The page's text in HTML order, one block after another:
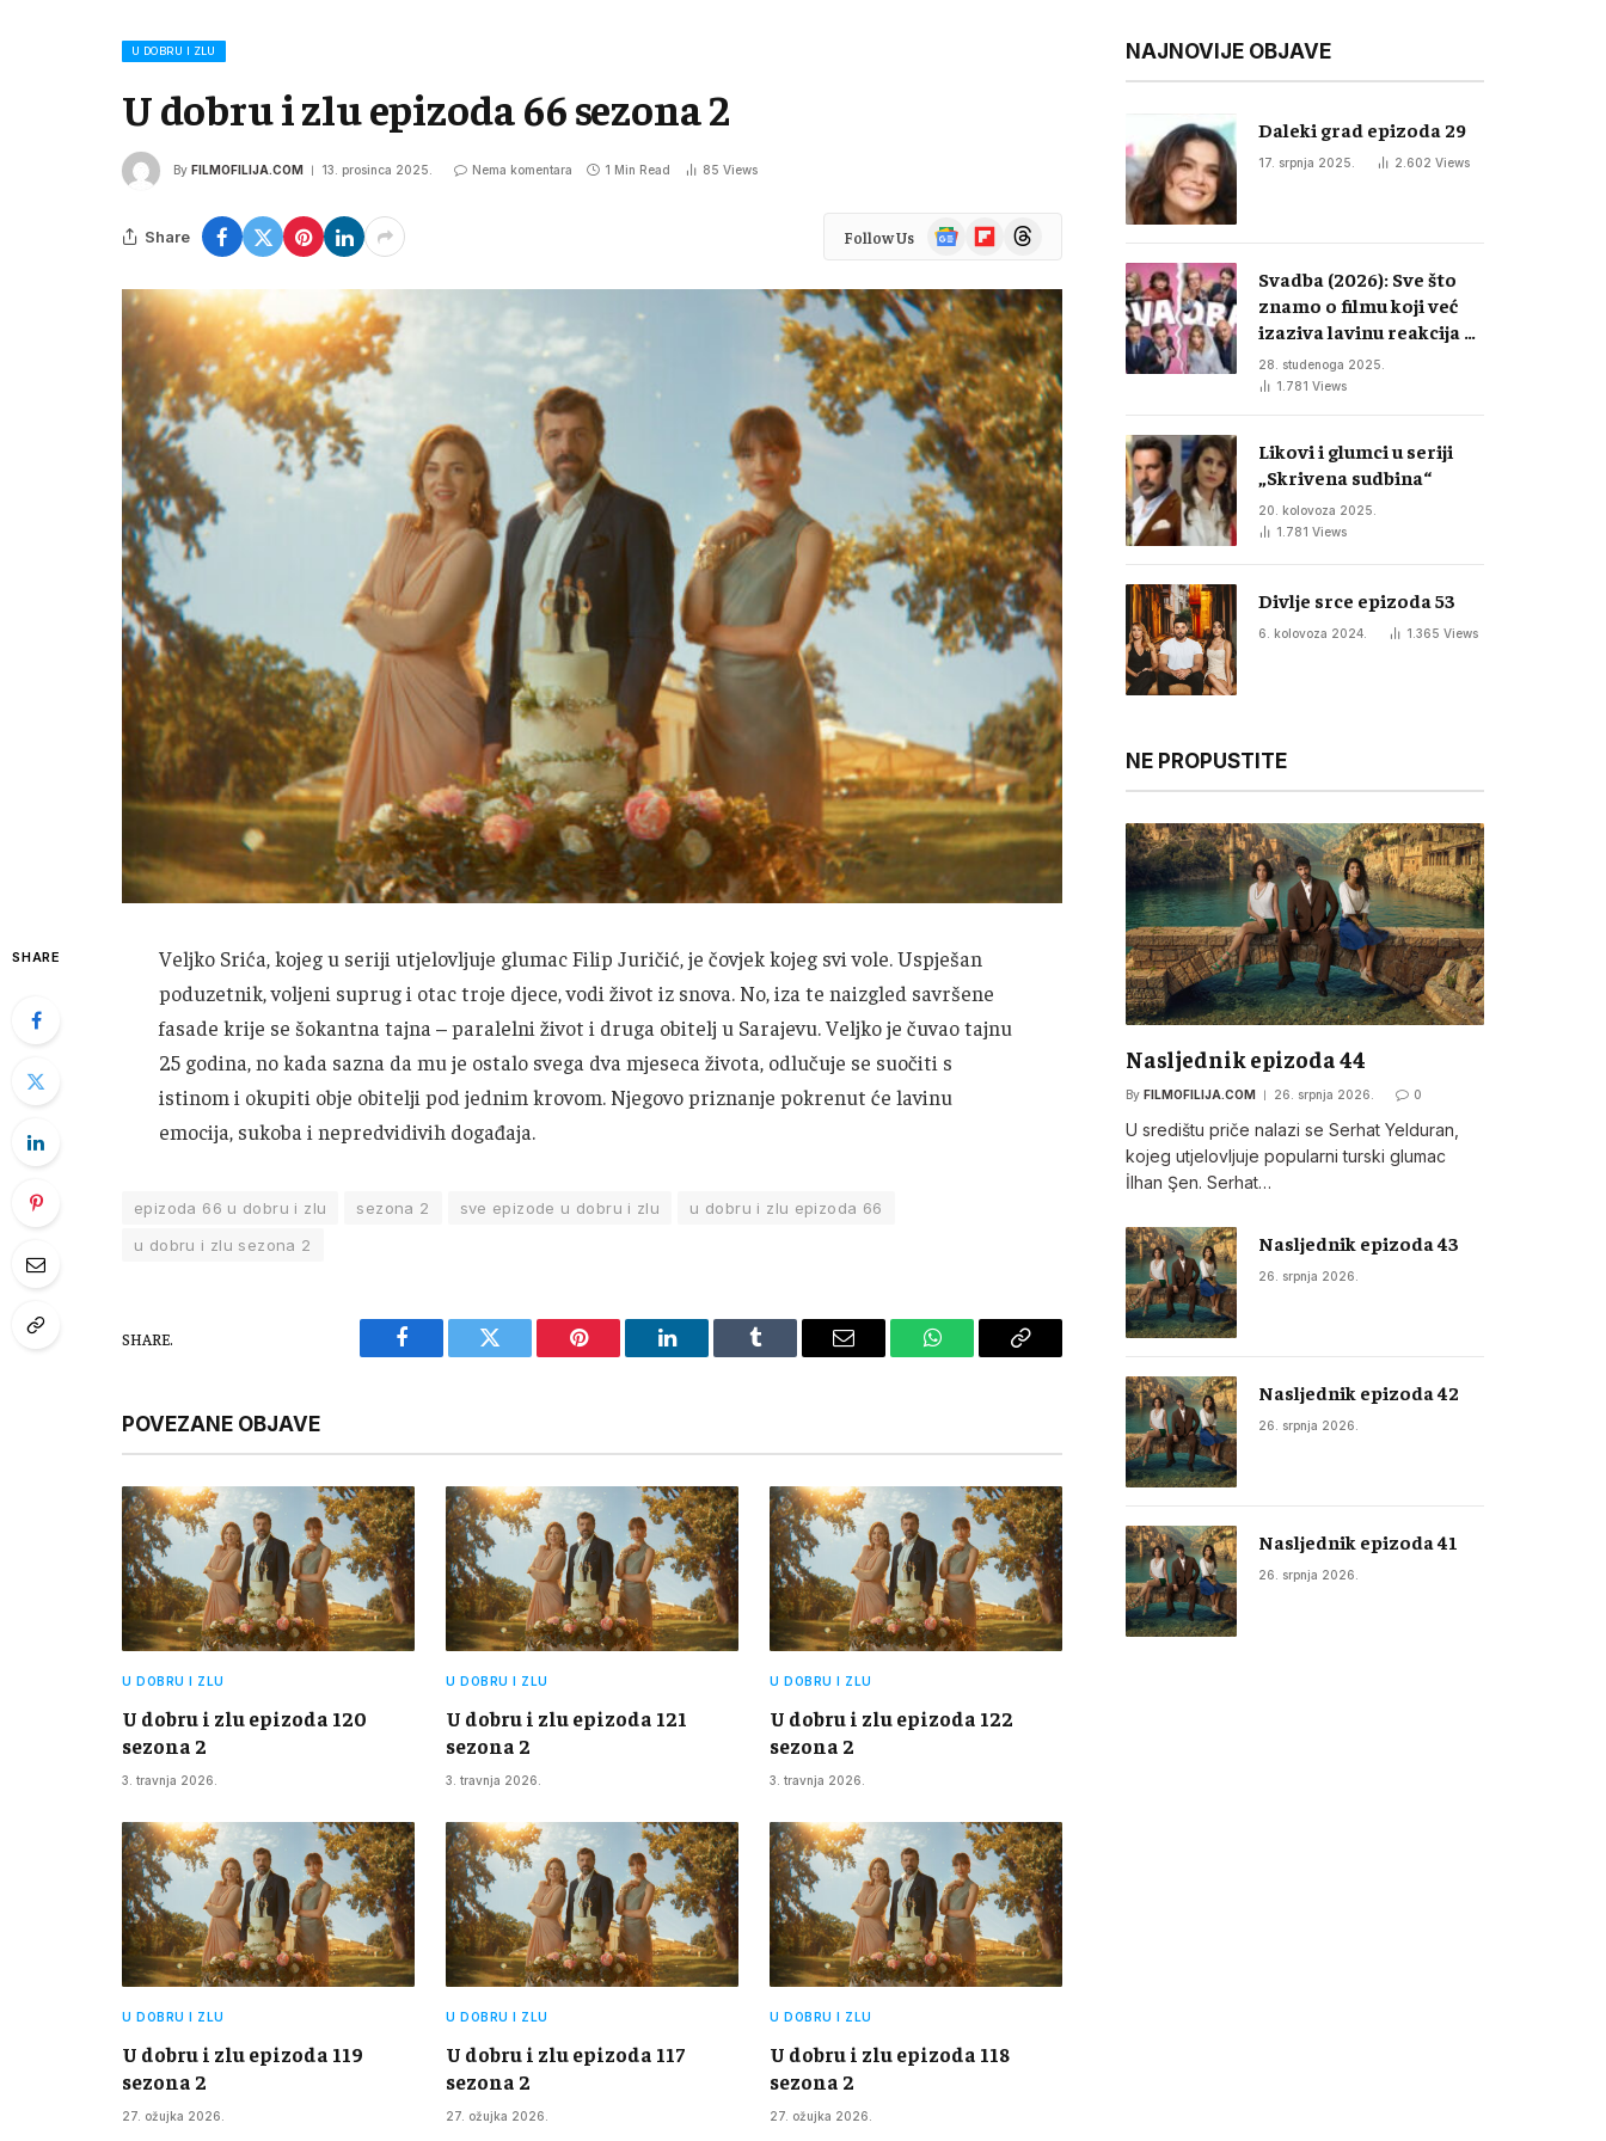
U DOBRU I ZLU
U dobru i zlu epizoda 66 sezona 2
By FILMOFILIJA.COM 13. prosinca 2025. Nema komentara 1 Min Read 85 Views
Share Follow Us
Google
News
FlipboardThreads
SHARE
Veljko Srića, kojeg u seriji utjelovljuje glumac Filip Juričić, je čovjek kojeg svi vole. Uspješan
poduzetnik, voljeni suprug i otac troje djece, vodi život iz snova. No, iza te naizgled savršene
fasade krije se šokantna tajna – paralelni život i druga obitelj u Sarajevu. Veljko je čuvao tajnu
25 godina, no kada sazna da mu je ostalo svega dva mjeseca života, odlučuje se suočiti s
istinom i okupiti obje obitelji pod jednim krovom. Njegovo priznanje pokrenut će lavinu
emocija, sukoba i nepredvidivih događaja.
epizoda 66 u dobru i zlu sezona 2 sve epizode u dobru i zlu
u dobru i zlu epizoda 66
u dobru i zlu sezona 2
SHARE.
Facebook Twitter Pinterest LinkedIn Tumblr Email WhatsAppCopy
POVEZANE OBJAVE
U DOBRU I ZLU
U dobru i zlu epizoda 120
sezona 2
3. travnja 2026.
U DOBRU I ZLU
U dobru i zlu epizoda 121
sezona 2
3. travnja 2026.
U DOBRU I ZLU
U dobru i zlu epizoda 122
sezona 2
3. travnja 2026.
U DOBRU I ZLU
U dobru i zlu epizoda 119
sezona 2
27. ožujka 2026.
U DOBRU I ZLU
U dobru i zlu epizoda 117
sezona 2
27. ožujka 2026.
U DOBRU I ZLU
U dobru i zlu epizoda 118
sezona 2
27. ožujka 2026.
NAJNOVIJE OBJAVE
Daleki grad epizoda 29
17. srpnja 2025. 2.602 Views
Svadba (2026): Sve što
znamo o filmu koji već
izaziva lavinu reakcija u
regiji
28. studenoga 2025.
1.781 Views
Likovi i glumci u seriji
„Skrivena sudbina“
20. kolovoza 2025.
1.781 Views
Divlje srce epizoda 53
6. kolovoza 2024. 1.365 Views
NE PROPUSTITE
Nasljednik epizoda 44
By FILMOFILIJA.COM 26. srpnja 2026. 0
U središtu priče nalazi se Serhat Yelduran,
kojeg utjelovljuje popularni turski glumac
İlhan Şen. Serhat…
Nasljednik epizoda 43
26. srpnja 2026.
Nasljednik epizoda 42
26. srpnja 2026.
Nasljednik epizoda 41
26. srpnja 2026.